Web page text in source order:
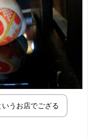
うお店でござる